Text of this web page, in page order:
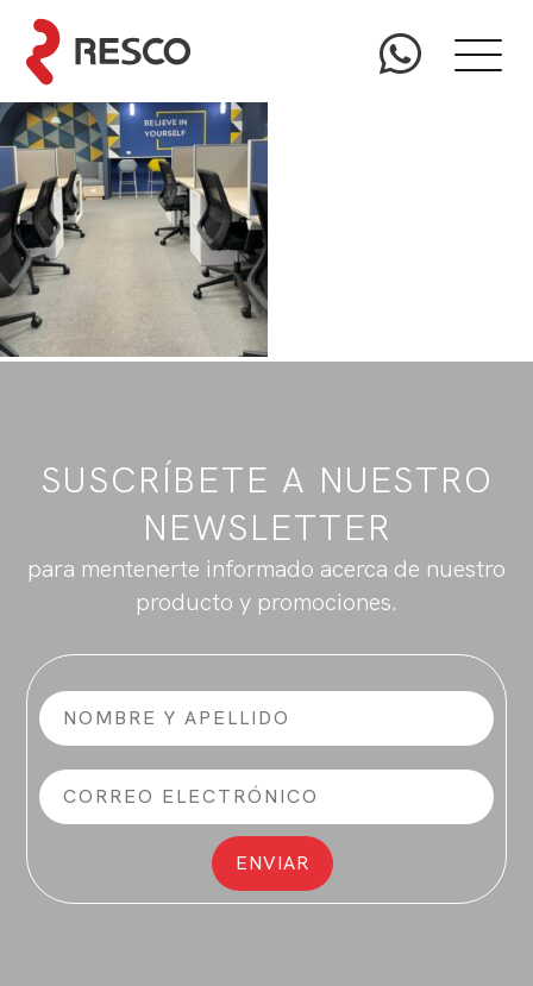
SUSCRÍBETE A NUESTRO
NEWSLETTER
para mentenerte informado acerca de nuestro
producto y promociones.